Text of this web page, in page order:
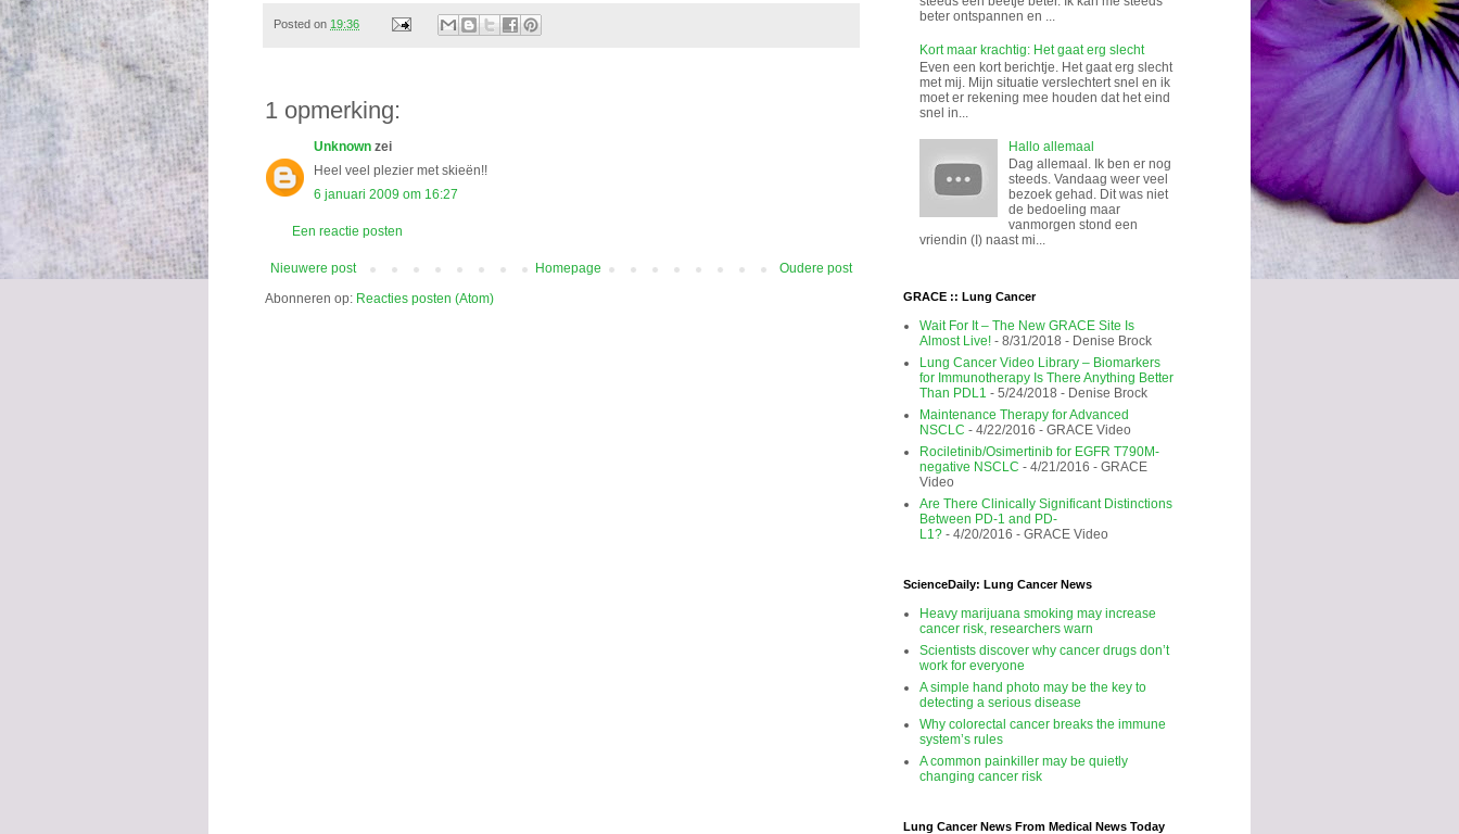
Posted on 19:36
1 opmerking:
Unknown zei
Heel veel plezier met skieën!!
6 januari 2009 om 16:27
Een reactie posten
Nieuwere post Oudere post
Homepage
Abonneren op: Reacties posten (Atom)
beter ontspannen en ...
Kort maar krachtig: Het gaat erg slecht
Even een kort berichtje. Het gaat erg slecht
met mij. Mijn situatie verslechtert snel en ik
moet er rekening mee houden dat het eind
snel in...
Hallo allemaal
Dag allemaal. Ik ben er nog
steeds. Vandaag weer veel
bezoek gehad. Dit was niet
de bedoeling maar
vanmorgen stond een
vriendin (I) naast mi...
GRACE :: Lung Cancer
Wait For It – The New GRACE Site Is
Almost Live! - 8/31/2018 - Denise Brock
Lung Cancer Video Library – Biomarkers
for Immunotherapy Is There Anything Better
Than PDL1 - 5/24/2018 - Denise Brock
Maintenance Therapy for Advanced
NSCLC - 4/22/2016 - GRACE Video
Rociletinib/Osimertinib for EGFR T790M-
negative NSCLC - 4/21/2016 - GRACE
Video
Are There Clinically Significant Distinctions
Between PD-1 and PD-
L1? - 4/20/2016 - GRACE Video
ScienceDaily: Lung Cancer News
Heavy marijuana smoking may increase
cancer risk, researchers warn
Scientists discover why cancer drugs don’t
work for everyone
A simple hand photo may be the key to
detecting a serious disease
Why colorectal cancer breaks the immune
system’s rules
A common painkiller may be quietly
changing cancer risk
Lung Cancer News From Medical News Today